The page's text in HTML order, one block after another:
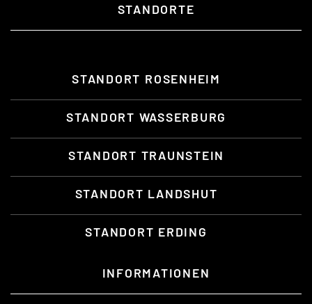
STANDORTE
STANDORT ROSENHEIM
STANDORT WASSERBURG
STANDORT TRAUNSTEIN
STANDORT LANDSHUT
STANDORT ERDING
INFORMATIONEN